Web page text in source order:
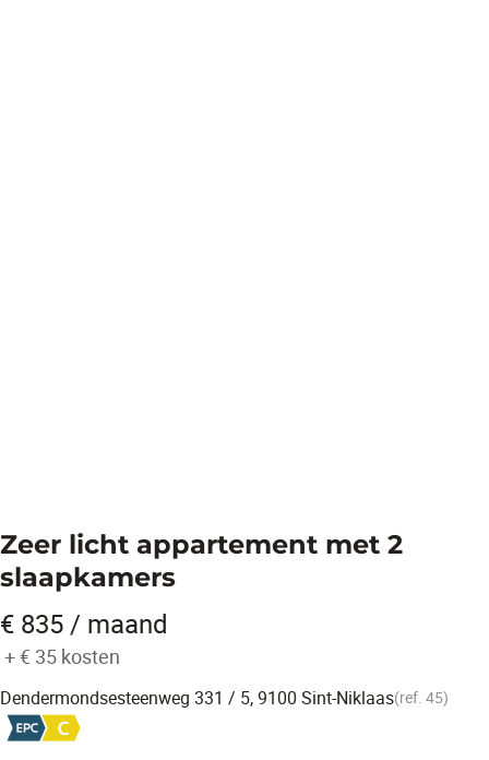
Zeer licht appartement met 2
slaapkamers
€ 835 / maand
+€ 35 kosten
Dendermondsesteenweg 331 / 5, 9100 Sint-Niklaas(ref. 45)